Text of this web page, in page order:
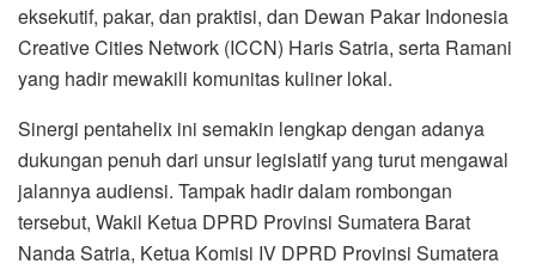
eksekutif, pakar, dan praktisi, dan Dewan Pakar Indonesia
Creative Cities Network (ICCN) Haris Satria, serta Ramani
yang hadir mewakili komunitas kuliner lokal.
Sinergi pentahelix ini semakin lengkap dengan adanya
dukungan penuh dari unsur legislatif yang turut mengawal
jalannya audiensi. Tampak hadir dalam rombongan
tersebut, Wakil Ketua DPRD Provinsi Sumatera Barat
Nanda Satria, Ketua Komisi IV DPRD Provinsi Sumatera